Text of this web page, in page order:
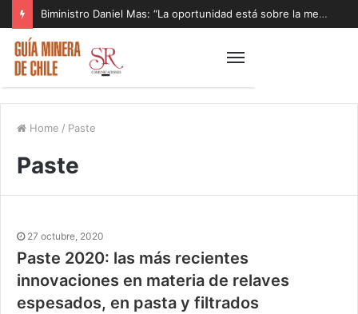
Biministro Daniel Mas: “La oportunidad está sobre la mesa y tenemos que aprovecharla”
Home / Paste
Paste
27 octubre, 2020
Paste 2020: las más recientes
innovaciones en materia de relaves
espesados, en pasta y filtrados